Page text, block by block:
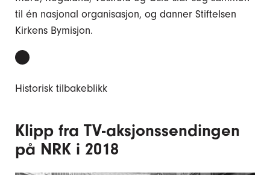
til én nasjonal organisasjon, og danner Stiftelsen
Kirkens Bymisjon.
Spill
Historisk tilbakeblikk
Klipp fra TV-aksjonssendingen
på NRK i 2018